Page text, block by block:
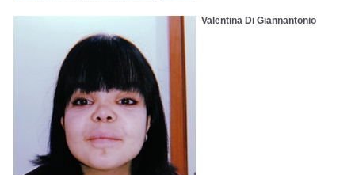
Valentina Di Giannantonio